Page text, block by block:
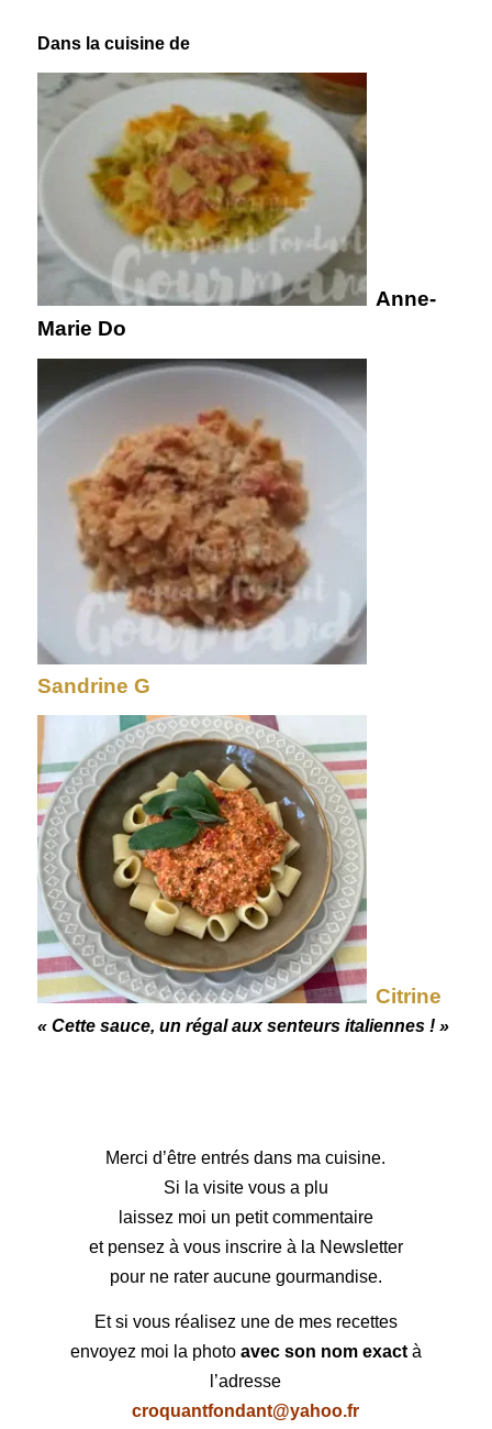
Dans la cuisine de
Anne-
Marie Do
Sandrine G
Citrine
« Cette sauce, un régal aux senteurs italiennes ! »
Merci d’être entrés dans ma cuisine.
Si la visite vous a plu
laissez moi un petit commentaire
et pensez à vous inscrire à la Newsletter
pour ne rater aucune gourmandise.
Et si vous réalisez une de mes recettes
envoyez moi la photo avec son nom exactà
l’adresse
croquantfondant@yahoo.fr